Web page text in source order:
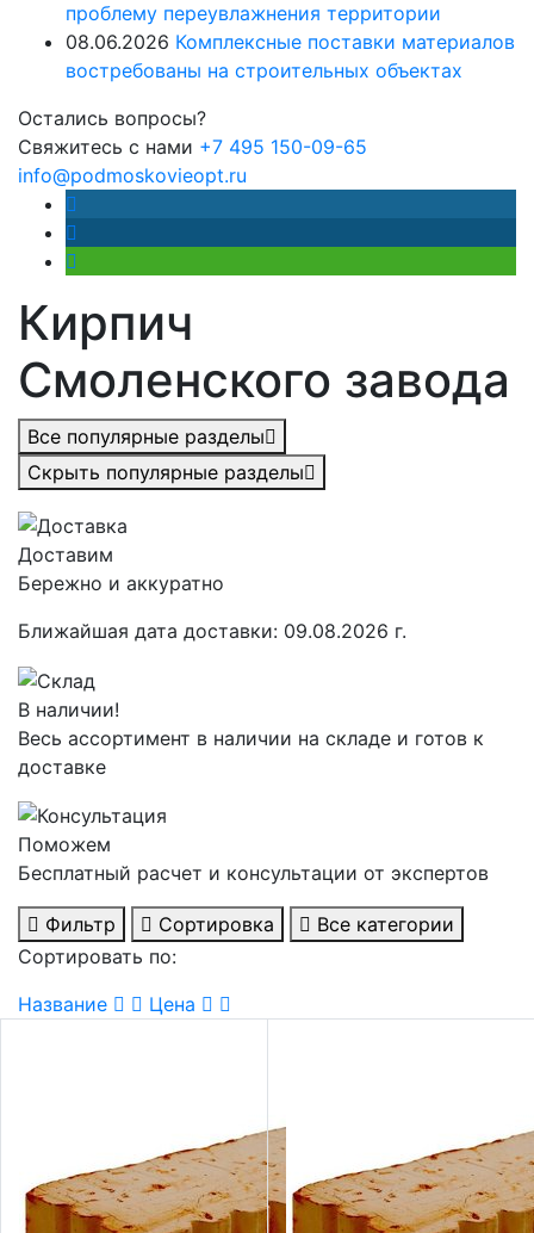
проблему переувлажнения территории
08.06.2026 Комплексные поставки материалов
востребованы на строительных объектах
Остались вопросы?
Свяжитесь с нами +7 495 150-09-65
info@podmoskovieopt.ru
Кирпич
Смоленского завода
Все популярные разделы
Скрыть популярные разделы
Доставим
Бережно и аккуратно
Ближайшая дата доставки: 09.08.2026 г.
В наличии!
Весь ассортимент в наличии на складе и готов к
доставке
Поможем
Бесплатный расчет и консультации от экспертов
Фильтр Сортировка
Все категории
Сортировать по:
Название
Цена